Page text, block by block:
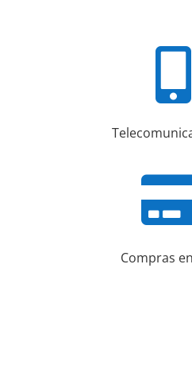
Utiliza las teclas de flecha

Compras